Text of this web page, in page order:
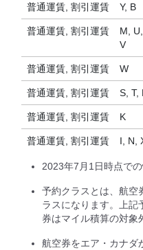
普通運賃, 割引運賃 Y, B
普通運賃, 割引運賃
M,
V
普通運賃, 割引運賃 W
普通運賃, 割引運賃 S, T,
普通運賃, 割引運賃 K
普通運賃, 割引運賃 I, N,
2023年7月1日時点での
予約クラスとは、航空
ラスになります。上記
券はマイル積算の対象
航空券をエア・カナダ